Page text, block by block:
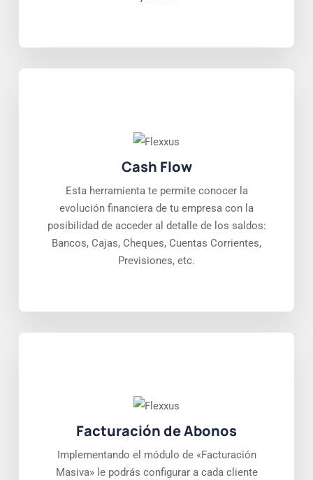
Cash Flow
Esta herramienta te permite conocer la
evolución financiera de tu empresa con la
posibilidad de acceder al detalle de los saldos:
Bancos, Cajas, Cheques, Cuentas Corrientes,
Previsiones, etc.
Facturación de Abonos
Implementando el módulo de «Facturación
Masiva» le podrás configurar a cada cliente